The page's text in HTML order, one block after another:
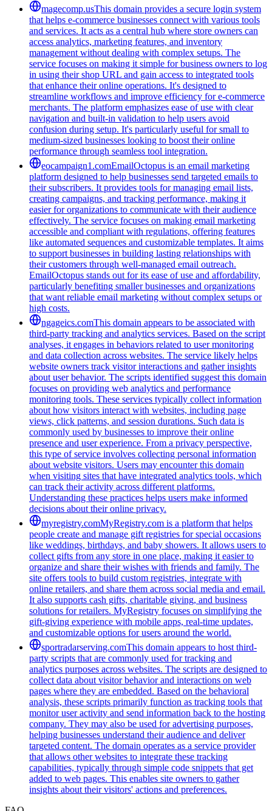
magecomp.usThis domain provides a secure login system
that helps e-commerce businesses connect with various tools
and services. It acts as a central hub where store owners can
access analytics, marketing features, and inventory
management without dealing with complex setups. The
service focuses on making it simple for business owners to log
in using their shop URL and gain access to integrated tools
that enhance their online operations. It's designed to
streamline workflows and improve efficiency for e-commerce
merchants. The platform emphasizes ease of use with clear
navigation and built-in validation to help users avoid
confusion during setup. It's particularly useful for small to
medium-sized businesses looking to boost their online
performance through seamless tool integration.
eocampaign1.comEmailOctopus is an email marketing
platform designed to help businesses send targeted emails to
their subscribers. It provides tools for managing email lists,
creating campaigns, and tracking performance, making it
easier for organizations to communicate with their audience
effectively. The service focuses on making email marketing
accessible and compliant with regulations, offering features
like automated sequences and customizable templates. It aims
to support businesses in building lasting relationships with
their customers through well-managed email outreach.
EmailOctopus stands out for its ease of use and affordability,
particularly benefiting smaller businesses and organizations
that want reliable email marketing without complex setups or
high costs.
ngageics.comThis domain appears to be associated with
third-party tracking and analytics services. Based on the script
analyses, it engages in behaviors related to user monitoring
and data collection across websites. The service likely helps
website owners track visitor interactions and gather insights
about user behavior. The scripts identified suggest this domain
focuses on providing web analytics and performance
monitoring tools. These services typically collect information
about how visitors interact with websites, including page
views, click patterns, and session durations. Such data is
commonly used by businesses to improve their online
presence and user experience. From a privacy perspective,
this type of service involves collecting personal information
about website visitors. Users may encounter this domain
when visiting sites that have integrated analytics tools, which
can track their activity across different platforms.
Understanding these practices helps users make informed
decisions about their online privacy.
myregistry.comMyRegistry.com is a platform that helps
people create and manage gift registries for special occasions
like weddings, birthdays, and baby showers. It allows users to
collect gifts from any store in one place, making it easier to
organize and share their wishes with friends and family. The
site offers tools to build custom registries, integrate with
online retailers, and share them across social media and email.
It also supports cash gifts, charitable giving, and business
solutions for retailers. MyRegistry focuses on simplifying the
gift-giving experience with mobile apps, real-time updates,
and customizable options for users around the world.
sportradarserving.comThis domain appears to host third-
party scripts that are commonly used for tracking and
analytics purposes across websites. The scripts are designed to
collect data about visitor behavior and interactions on web
pages where they are embedded. Based on the behavioral
analysis, these scripts primarily function as tracking tools that
monitor user activity and send information back to the hosting
company. They may also be used for advertising purposes,
helping businesses understand their audience and deliver
targeted content. The domain operates as a service provider
that allows other websites to integrate these tracking
capabilities, typically through simple code snippets that get
added to web pages. This enables site owners to gather
insights about their visitors' actions and preferences.